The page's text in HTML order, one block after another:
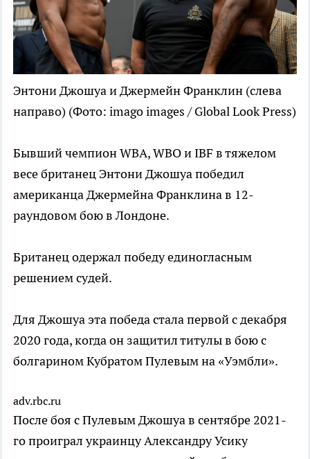
Энтони Джошуа и Джермейн Франклин (слева
направо) (Фото: imago images / Global Look Press)
Бывший чемпион WBA, WBO и IBF в тяжелом
весе британец Энтони Джошуа победил
американца Джермейна Франклина в 12-
раундовом бою в Лондоне.
Британец одержал победу единогласным
решением судей.
Для Джошуа эта победа стала первой с декабря
2020 года, когда он защитил титулы в бою с
болгарином Кубратом Пулевым на «Уэмбли».
adv.rbc.ru
После боя с Пулевым Джошуа в сентябре 2021-
го проиграл украинцу Александру Усику